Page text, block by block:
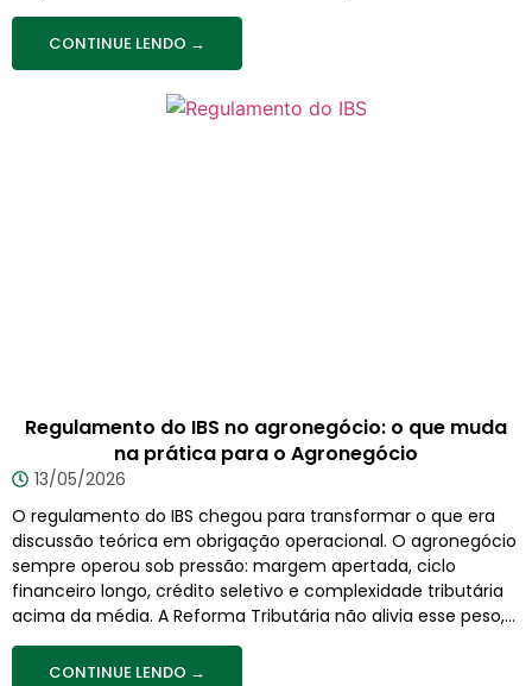
CONTINUE LENDO →
Regulamento do IBS no agronegócio: o que muda
na prática para o Agronegócio
13/05/2026
O regulamento do IBS chegou para transformar o que era
discussão teórica em obrigação operacional. O agronegócio
sempre operou sob pressão: margem apertada, ciclo
financeiro longo, crédito seletivo e complexidade tributária
acima da média. A Reforma Tributária não alivia esse peso,...
CONTINUE LENDO →